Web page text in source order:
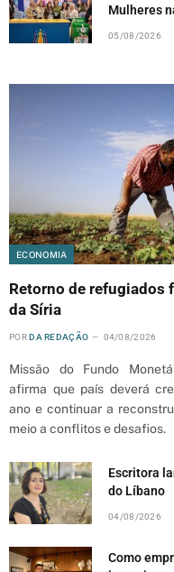
Mulheres
05/08/2026
ECONOMIA
Retorno de refugiados
da Síria
POR DA REDAÇÃO 04/08/2026
Missão do Fundo
afirma que país deverá
ano e continuar a
meio a conflitos e desafios.
Escritora
do Líbano
04/08/2026
Como